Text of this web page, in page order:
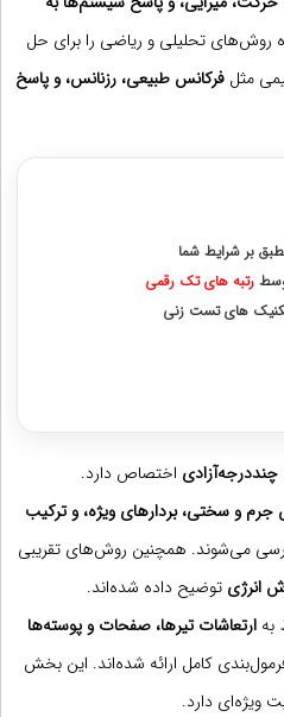
تحلیلی و ریاضی را برای حل
مثل فرکانس طبیعی، رزنانس، و پاسخ
بر شرایط شما
رتبه‌ های تک رقمی
های تست زنی
اختصاص دارد.
جرم و سختی، بردارهای ویژه، و ترکیب
می‌شوند. همچنین روش‌های تقریبی
انرژی توضیح داده شده‌اند.
به ارتعاشات تیرها، صفحات و پوسته‌ها
کامل ارائه شده‌اند. این بخش
ویژه‌ای دارد.